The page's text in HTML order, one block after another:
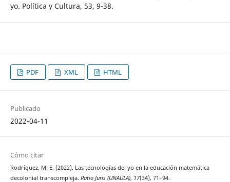
yo. Política y Cultura, 53, 9-38.
PDF XML HTML
Publicado
2022-04-11
Cómo citar
Rodríguez, M. E. (2022). Las tecnologías del yo en la educación matemática
decolonial transcompleja. Ratio Juris (UNAULA), 17(34), 71–94.